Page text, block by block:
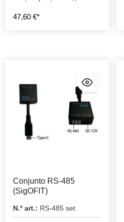
puntas de atenuación
47,60 €*
Conjunto RS-485
(SigOFIT)
N.º art.: RS-485 set